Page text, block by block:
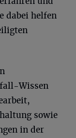
dabei helfen
Wissen
sowie
in der